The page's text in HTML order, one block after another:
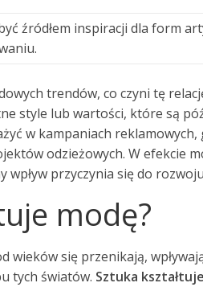
źródłem inspiracji dla form
trendów, co czyni tę
style lub wartości, które są
w kampaniach
odzieżowych. W efekcie
wpływ przyczynia się do
modę?
wieków się przenikają,
tych światów. Sztuka